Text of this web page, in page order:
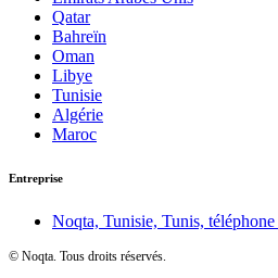
Qatar
Bahreïn
Oman
Libye
Tunisie
Algérie
Maroc
Entreprise
Noqta, Tunisie, Tunis, téléphone
© Noqta. Tous droits réservés.